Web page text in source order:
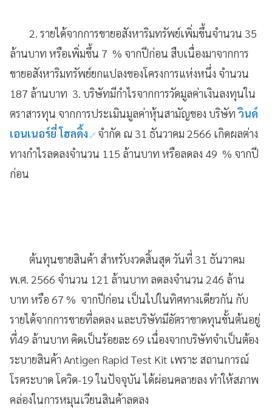
2. รายได้จากการขายอสังหาริมทรัพย์เพิ่มขึ้นจำนวน 35
ล้านบาท หรือเพิ่มขึ้น 7 % จากปีก่อน สืบเนื่องมาจากการ
ขายอสังหาริมทรัพย์ยกแปลงของโครงการแห่งหนึ่ง จำนวน
187 ล้านบาท 3. บริษัทมีกำไรจากการวัดมูลค่าเงินลงทุนใน
ตราสารทุน จากการประเมินมูลค่าหุ้นสามัญของ บริษัทวินด์
เอนเนอร์ยี่ โฮลดิ้ง จำกัด ณ 31 ธันวาคม 2566 เกิดผลต่าง
ทางกำไรลดลงจำนวน 115 ล้านบาท หรือลดลง 49 % จากปี
ก่อน
ต้นทุนขายสินค้า สำหรับงวดสิ้นสุด วันที่ 31 ธันวาคม
พ.ศ. 2566 จำนวน 121 ล้านบาท ลดลงจำนวน 246 ล้าน
บาท หรือ 67 % จากปีก่อน เป็นไปในทิศทางเดียวกัน กับ
รายได้จากการขายที่ลดลง และบริษัทมีอัตราขาดทุนขั้นต้นอยู่
ที่49 ล้านบาท คิดเป็นร้อยละ 69 เนื่องจากบริษัทจำเป็นต้อง
ระบายสินค้า Antigen Rapid Test Kit เพราะ สถานการณ์
โรคระบาด โควิด-19 ในปัจจุบัน ได้ผ่อนคลายลง ทำให้สภาพ
คล่องในการหมุนเวียนสินค้าลดลง